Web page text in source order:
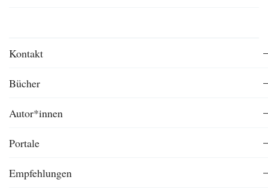
Kontakt
Bücher
Autor*innen
Portale
Empfehlungen